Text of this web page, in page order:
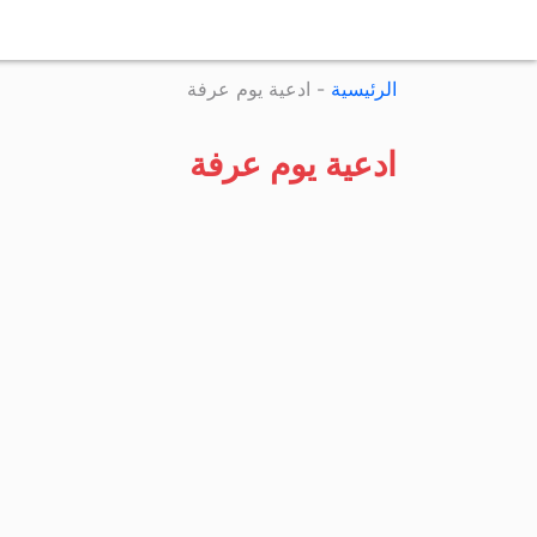
الرئيسية - ادعية يوم عرفة
ادعية يوم عرفة